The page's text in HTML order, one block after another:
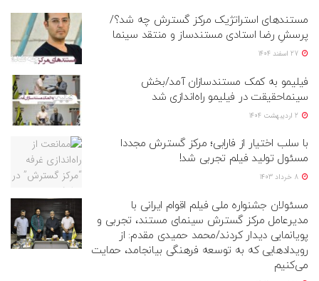
مستندهای استراتژیک مرکز گسترش چه شد؟/
پرسشِ رضا استادی مستندساز و منتقد سینما
فیلیمو به کمک مستندسازان آمد/بخش
سینماحقیقت در فیلیمو راه‌اندازی شد
با سلب اختیار از فارابی؛ مرکز گسترش مجددا
مسئول تولید فیلم تجربی شد!
مسئولان جشنواره ملی فیلم اقوام ایرانی با
مدیرعامل مرکز گسترش سینمای مستند، تجربی و
پویانمایی دیدار کردند/محمد حمیدی مقدم: از
رویدادهایی که به توسعه فرهنگی بیانجامد، حمایت
می‌کنیم